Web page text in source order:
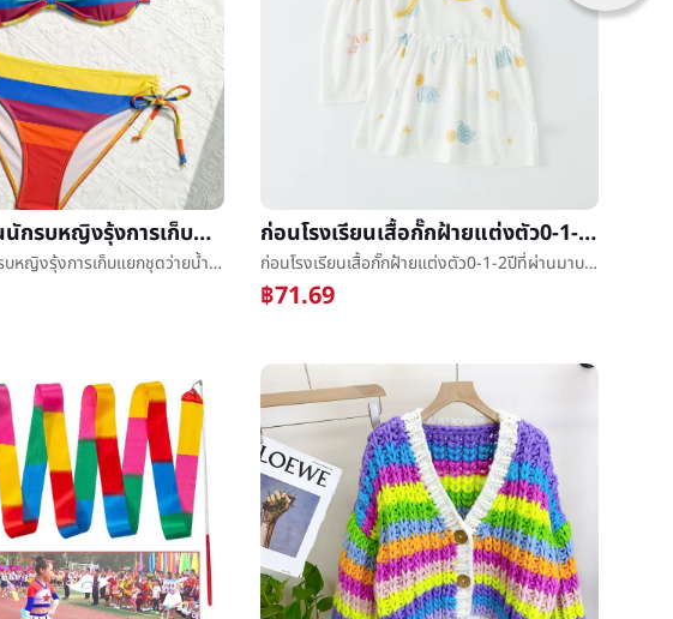
ข้ามพรมแดนนักรบหญิงรุ้งการเก็บแยกชุดว่ายน้ำชุดว่ายน้ำผู้หญิงเซ็กซี่บิกินี่สูงbeachwearจุด
ข้ามพรมแดนนักรบหญิงรุ้งการเก็บแยกชุดว่ายน้ำชุดว่ายน้ำผู้หญิงเซ็กซี่บิกินี่สูงbeachwearจุด
ก่อนโรงเรียนเสื้อกั๊กฝ้ายแต่งตัว0-1-2ปีที่ผ่านมาบางย่อหน้าเจ้าหญิงชุดนอนหญิงทารกฤดูร้อนแบบตะวันตกเล็กกระโปรงทารก
ก่อนโรงเรียนเสื้อกั๊กฝ้ายแต่งตัว0-1-2ปีที่ผ่านมาบางย่อหน้าเจ้าหญิงชุดนอนหญิงทารกฤดูร้อนแบบตะวันตกเล็กกระโปรงทารก
฿71.69